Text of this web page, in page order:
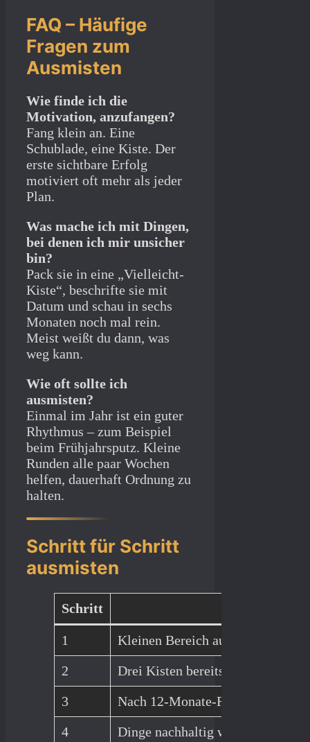
FAQ – Häufige
Fragen zum
Ausmisten
Wie finde ich die
Motivation, anzufangen?
Fang klein an. Eine
Schublade, eine Kiste. Der
erste sichtbare Erfolg
motiviert oft mehr als jeder
Plan.
Was mache ich mit Dingen,
bei denen ich mir unsicher
bin?
Pack sie in eine „Vielleicht-
Kiste“, beschrifte sie mit
Datum und schau in sechs
Monaten noch mal rein.
Meist weißt du dann, was
weg kann.
Wie oft sollte ich
ausmisten?
Einmal im Jahr ist ein guter
Rhythmus – zum Beispiel
beim Frühjahrsputz. Kleine
Runden alle paar Wochen
helfen, dauerhaft Ordnung zu
halten.
Schritt für Schritt
ausmisten
Schritt
1
Kleinen Bereich auswählen (z. B.
2
Drei Kisten bereitstellen:
3
Nach 12-Monate-Regel oder
4
Dinge nachhaltig weitergeben